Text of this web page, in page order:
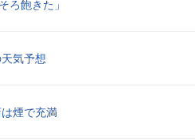
ろ飽きた」
気予想
煙で充満